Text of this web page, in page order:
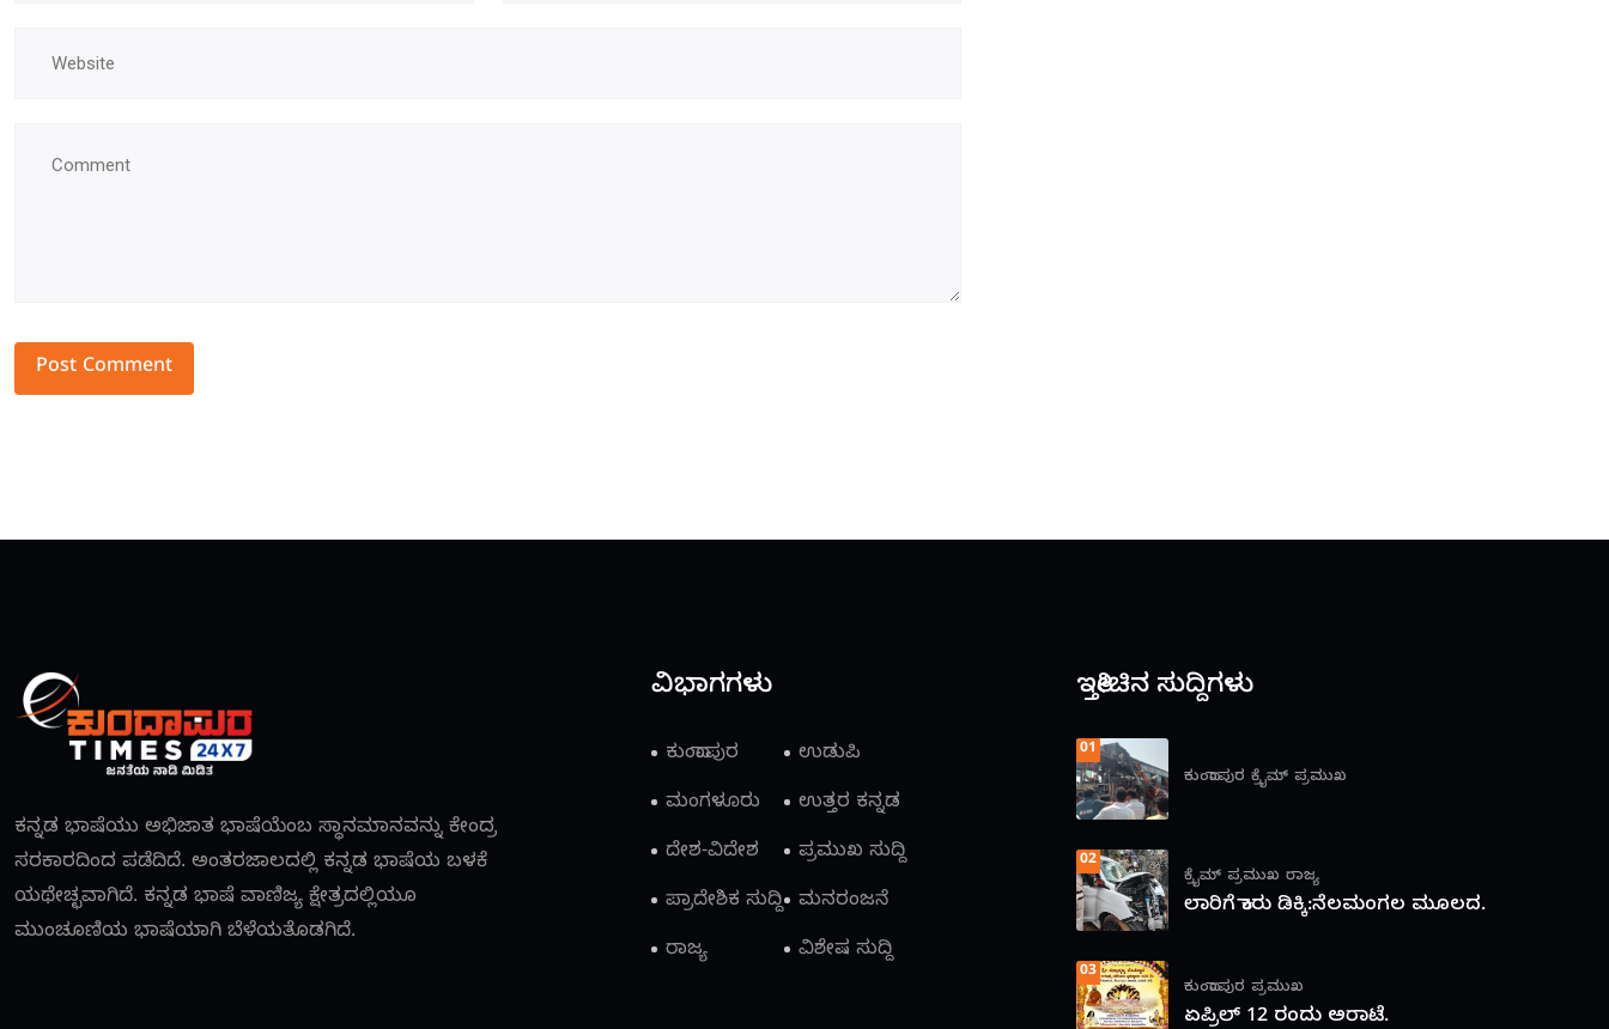
ಕನ್ನಡ ಭಾಷೆಯು ಅಭಿಜಾತ ಭಾಷೆಯೆಂಬ ಸ್ಥಾನಮಾನವನ್ನು ಕೇಂದ್ರ
ಸರಕಾರದಿಂದ ಪಡೆದಿದೆ. ಅಂತರಜಾಲದಲ್ಲಿ ಕನ್ನಡ ಭಾಷೆಯ ಬಳಕೆ
ಯಥೇಚ್ಛವಾಗಿದೆ. ಕನ್ನಡ ಭಾಷೆ ವಾಣಿಜ್ಯ ಕ್ಷೇತ್ರದಲ್ಲಿಯೂ
ಮುಂಚೂಣಿಯ ಭಾಷೆಯಾಗಿ ಬೆಳೆಯತೊಡಗಿದೆ.
ವಿಭಾಗಗಳು
ಕುಂದಾಪುರ
ಉಡುಪಿ
ಮಂಗಳೂರು
ಉತ್ತರ ಕನ್ನಡ
ದೇಶ-ವಿದೇಶ
ಪ್ರಮುಖ ಸುದ್ದಿ
ಪ್ರಾದೇಶಿಕ ಸುದ್ದಿ
ಮನರಂಜನೆ
ರಾಜ್ಯ
ವಿಶೇಷ ಸುದ್ದಿ
ಇತ್ತೀಚಿನ ಸುದ್ದಿಗಳು
01
ಕುಂದಾಪುರ ಕ್ರೈಮ್ ಪ್ರಮುಖ
02
ಕ್ರೈಮ್ ಪ್ರಮುಖ ರಾಜ್ಯ
ಲಾರಿಗೆ ಕಾರು ಡಿಕ್ಕಿ:ನೆಲಮಂಗಲ ಮೂಲದ.
03
ಕುಂದಾಪುರ ಪ್ರಮುಖ
ಏಪ್ರಿಲ್ 12 ರಂದು ಅರಾಟೆ.